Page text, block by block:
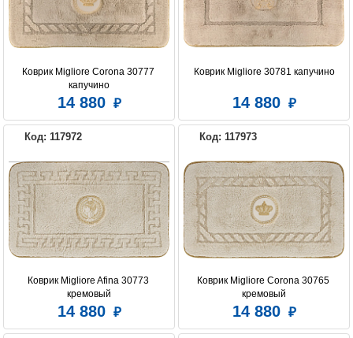
Коврик Migliore Corona 30777
капучино
14 880
Коврик Migliore 30781 капучино
14 880
Код: 117972
Коврик Migliore Afina 30773
кремовый
14 880
Код: 117973
Коврик Migliore Corona 30765
кремовый
14 880